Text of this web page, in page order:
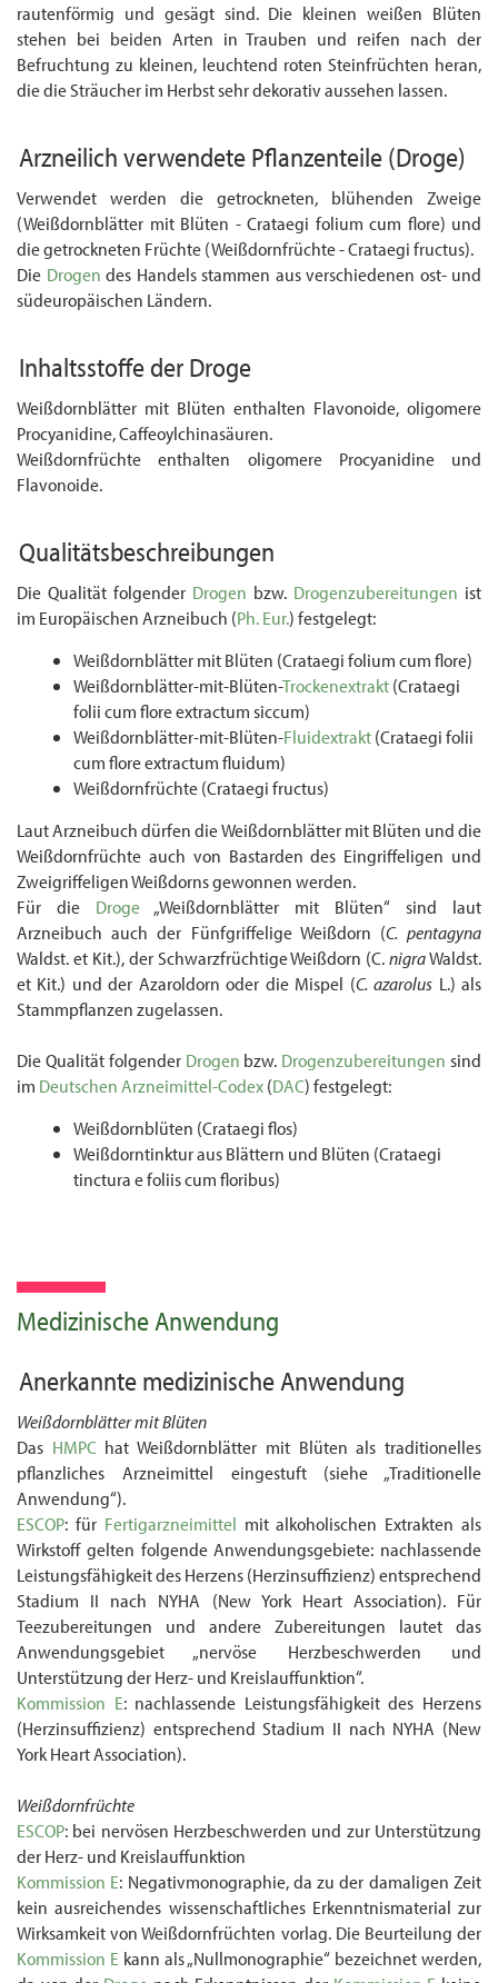
rautenförmig und gesägt sind. Die kleinen weißen Blüten
stehen bei beiden Arten in Trauben und reifen nach der
Befruchtung zu kleinen, leuchtend roten Steinfrüchten heran,
die die Sträucher im Herbst sehr dekorativ aussehen lassen.
Arzneilich verwendete Pflanzenteile (Droge)
Verwendet werden die getrockneten, blühenden Zweige
(Weiß­dornblätter mit Blüten - Crataegi folium cum flore) und
die getrockneten Früchte (Weißdornfrüchte - Crataegi fructus).
Die Drogen des Handels stammen aus verschiedenen ost- und
südeuropäischen Ländern.
Inhaltsstoffe der Droge
Weißdornblätter mit Blüten enthalten Flavonoide, oligomere
Procyanidine, Caffeoyl­china­säuren.
Weißdornfrüchte enthalten oligomere Procyanidine und
Flavonoide.
Qualitätsbeschreibungen
Die Qualität folgender Drogen bzw. Drogenzubereitungen ist
im Europäischen Arzneibuch (Ph. Eur.) festgelegt:
Weißdornblätter mit Blüten (Crataegi folium cum flore)
Weißdornblätter-mit-Blüten-Trockenextrakt(Crataegi
folii cum flore extrac­tum siccum)
Weißdornblätter-mit-Blüten-Fluidextrakt(Crataegi folii
cum flore extrac­tum fluidum)
Weißdornfrüchte (Crataegi fructus)
Laut Arzneibuch dürfen die Weißdornblätter mit Blüten und die
Weißdornfrüchte auch von Bastarden des Eingriffeligen und
Zweigriffeligen Weißdorns gewonnen werden.
Für die Droge „Weißdornblätter mit Blüten“ sind laut
Arzneibuch auch der Fünfgriffelige Weißdorn (C. pentagyna
Waldst. et Kit.), der Schwarzfrüchtige Weißdorn (C.nigraWaldst.
et Kit.) und der Azaroldorn oder die Mispel (C. azarolus L.) als
Stammpflanzen zugelassen.
Die Qualität folgender Drogen bzw. Drogenzubereitungen sind
im Deutschen Arzneimittel-Codex(DAC) festgelegt:
Weißdornblüten (Crataegi flos)
Weißdorntinktur aus Blättern und Blüten (Crataegi
tinctura e foliis cum floribus)
Medizinische Anwendung
Anerkannte medizinische Anwendung
Weißdornblätter mit Blüten
Das HMPChat Weißdornblätter mit Blüten als traditionelles
pflanzliches Arzneimittel ein­gestuft (siehe „Traditionelle
Anwendung“).
ESCOP: für Fertigarzneimittel mit alkoholischen Extrakten als
Wirkstoff gelten folgende Anwendungsgebiete: nachlassende
Leistungsfähigkeit des Herzens (Herzinsuffizienz) entsprechend
Stadium II nach NYHA (New York Heart Association). Für
Teezubereitungen und andere Zubereitungen lautet das
Anwendungsgebiet „nervöse Herzbeschwerden und
Unterstützung der Herz- und Kreislauffunktion“.
Kommission E: nachlassende Leistungsfähigkeit des Herzens
(Herzinsuffizienz) entsprechend Stadium II nach NYHA (New
York Heart Association).
Weißdornfrüchte
ESCOP: bei nervösen Herzbeschwerden und zur Unterstützung
der Herz- und Kreislauffunktion
Kommission E: Negativmonographie, da zu der damaligen Zeit
kein ausreichendes wissen­schaftliches Erkenntnismaterial zur
Wirksamkeit von Weißdornfrüchten vorlag. Die Beurteilung der
Kommission E kann als „Null­monographie“ bezeichnet werden,